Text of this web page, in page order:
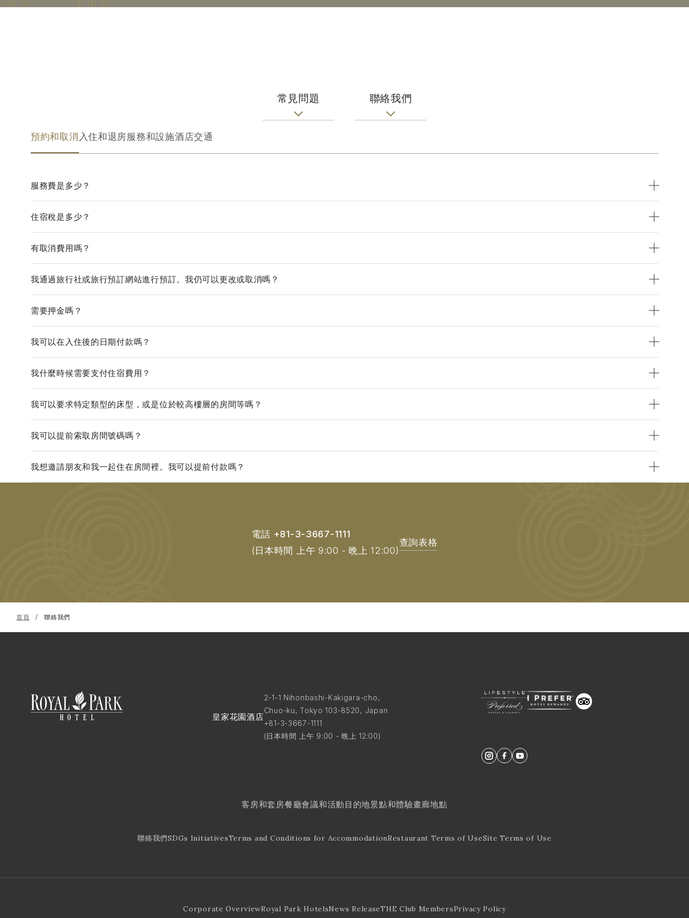
常見問題 聯絡我們
預約和取消 入住和退房服務和設施酒店交通
服務費是多少？
住宿稅是多少？
有取消費用嗎？
我通過旅行社或旅行預訂網站進行預訂。我仍可以更改或取消嗎？
需要押金嗎？
我可以在入住後的日期付款嗎？
我什麼時候需要支付住宿費用？
我可以要求特定類型的床型，或是位於較高樓層的房間等嗎？
我可以提前索取房間號碼嗎？
我想邀請朋友和我一起住在房間裡。我可以提前付款嗎？
電話 +81-3-3667-1111
(日本時間 上午 9:00 - 晩上 12:00)
查詢表格
首頁 聯絡我們
皇家花園酒店
2-1-1 Nihonbashi-Kakigara-cho,
Chuo-ku, Tokyo 103-8520, Japan
+81-3-3667-1111
(日本時間 上午 9:00 - 晩上 12:00)
客房和套房餐廳會議和活動 目的地景點和體驗畫廊地點
聯絡我們SDGs InitiativesTerms and Conditions for AccommodationRestaurant Terms of UseSite Terms of Use
Corporate OverviewRoyal Park HotelsNews ReleaseTHE Club MembersPrivacy Policy